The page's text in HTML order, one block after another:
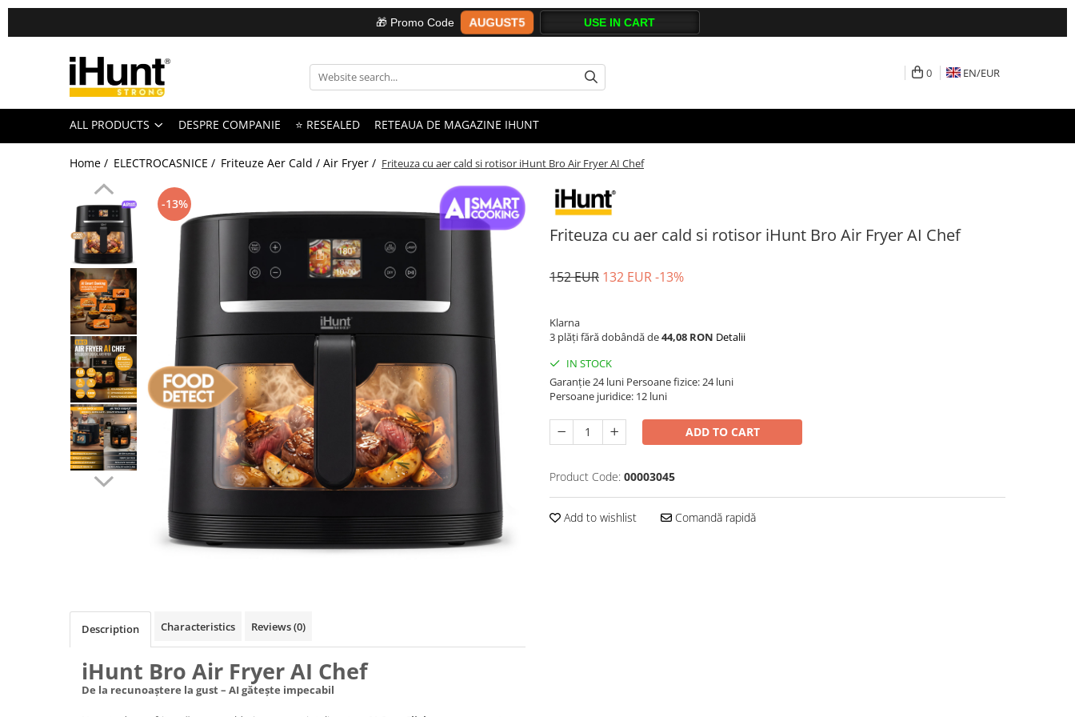
TELEFOANE & TABLETE IHUNT
Telefoane iHunt
Smartphone
Bluetooth Speakers
Accesorii telefoane
Huse protectie
Smartwatch
Accesorii smartwatch
ELECTROCASNICE
Aparate de Gatit
Pressure Cooker
Slow Cooker
Steam Cooker
Window Cleaning Robots
Accesorii Consumabile
🎁 Promo Code AUGUST5
0 EN/EUR
ALL PRODUCTS DESPRE COMPANIE ⭐ RESEALED RETEAUA DE MAGAZINE IHUNT
Home / ELECTROCASNICE / Friteuze Aer Cald / Air Fryer / Friteuza cu aer cald si rotisor iHunt Bro Air Fryer AI Chef
Friteuza cu aer cald si rotisor iHunt Bro Air Fryer AI Chef
-13%
152 EUR 132 EUR-13%
Klarna
3 plăți fără dobândă de44,08 RON Detalii
IN STOCK
Garanție 24 luni Persoane fizice: 24 luni
Persoane juridice: 12 luni
ADD TO CART
Product Code: 00003045
Add to wishlist Comandă rapidă
Description Characteristics Reviews(0)
iHunt Bro Air Fryer AI Chef
De la recunoaștere la gust – AI gătește impecabil